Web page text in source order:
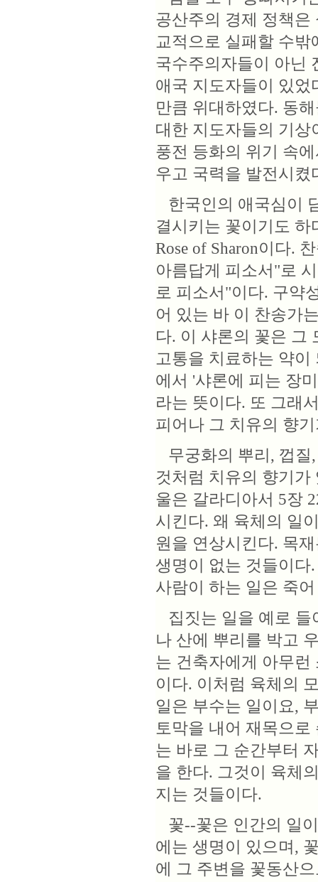
공산주의 경제 정책은
교적으로 실패할 수
국수주의자들이 아닌
애국 지도자들이 있었
만큼 위대하였다. 동
대한 지도자들의 기
풍전 등화의 위기 속
우고 국력을 발전시켰
한국인의 애국심이
결시키는 꽃이기도
Rose of Sharon이다.
아름답게 피소서"로
로 피소서"이다. 구약
어 있는 바 이 찬송가
다. 이 샤론의 꽃은 그
고통을 치료하는 약이
에서 '샤론에 피는 장
라는 뜻이다. 또 그래
피어나 그 치유의 향
무궁화의 뿌리, 껍질
것처럼 치유의 향기
울은 갈라디아서 5장
시킨다. 왜 육체의 일
원을 연상시킨다. 목
생명이 없는 것들이다
사람이 하는 일은 죽
집짓는 일을 예로 들
나 산에 뿌리를 박고
는 건축자에게 아무런
이다. 이처럼 육체의
일은 부수는 일이요,
토막을 내어 재목으로
는 바로 그 순간부터
을 한다. 그것이 육체
지는 것들이다.
꽃--꽃은 인간의 일
에는 생명이 있으며,
에 그 주변을 꽃동산